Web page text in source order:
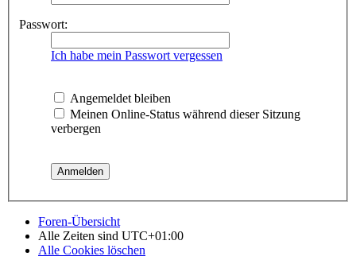
Passwort:
Ich habe mein Passwort vergessen
Angemeldet bleiben
Meinen Online-Status während dieser Sitzung
verbergen
Foren-Übersicht
Alle Zeiten sind UTC+01:00
Alle Cookies löschen